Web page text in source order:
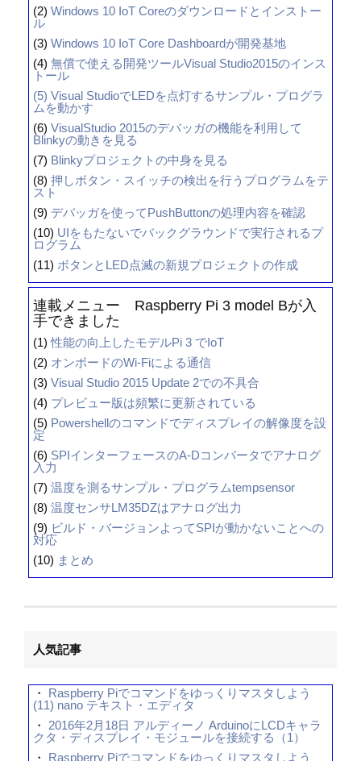
(2) Windows 10 IoT Coreのダウンロードとインストー
ル
(3) Windows 10 IoT Core Dashboardが開発基地
(4) 無償で使える開発ツールVisual Studio2015のインス
トール
(5) Visual StudioでLEDを点灯するサンプル・プログラ
ムを動かす
(6) VisualStudio 2015のデバッガの機能を利用して
Blinkyの動きを見る
(7) Blinkyプロジェクトの中身を見る
(8) 押しボタン・スイッチの検出を行うプログラムをテ
スト
(9) デバッガを使ってPushButtonの処理内容を確認
(10) UIをもたないでバックグラウンドで実行されるプ
ログラム
(11) ボタンとLED点滅の新規プロジェクトの作成
連載メニュー Raspberry Pi 3 model Bが入
手できました
(1)性能の向上したモデルPi 3 でIoT
(2) オンボードのWi-Fiによる通信
(3) Visual Studio 2015 Update 2での不具合
(4) プレビュー版は頻繁に更新されている
(5) Powershellのコマンドでディスプレイの解像度を設
定
(6) SPIインターフェースのA-Dコンバータでアナログ
入力
(7) 温度を測るサンプル・プログラムtempsensor
(8) 温度センサLM35DZはアナログ出力
(9) ビルド・バージョンよってSPIが動かないことへの
対応
(10) まとめ
人気記事
・
Raspberry Piでコマンドをゆっくりマスタしよう
(11) nano テキスト・エディタ
・ 2016年2月18日 アルディーノ ArduinoにLCDキャラ
クタ・ディスプレイ・モジュールを接続する（1）
・
Raspberry Piでコマンドをゆっくりマスタしよう